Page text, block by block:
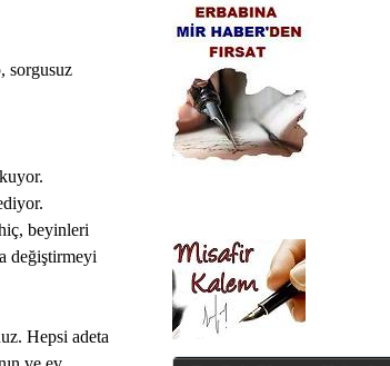
sorgusuz
beyinleri
değiştirmeyi
Hepsi adeta